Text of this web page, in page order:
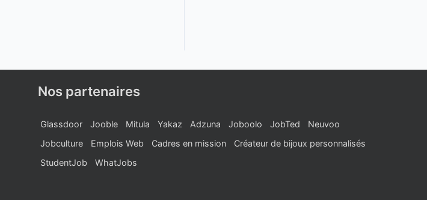
Nos partenaires
Glassdoor Jooble Mitula Yakaz Adzuna Joboolo JobTed
Neuvoo
Jobculture
Emplois Web Cadres en mission
Créateur de bijoux personnalisés
StudentJob
WhatJobs